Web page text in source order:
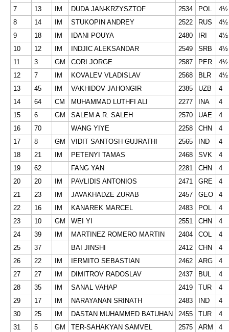
7
13 IM DUDA JAN-KRZYSZTOF 2534 POL
4½
8
14 IM STUKOPIN ANDREY 2522 RUS
4½
9
18 IM IDANI POUYA 2480 IRI
4½
10
12 IM INDJIC ALEKSANDAR 2549 SRB
4½
11
3 GM CORI JORGE 2587 PER
4½
12
7 IM KOVALEV VLADISLAV 2568 BLR
4½
13
45 IM VAKHIDOV JAHONGIR 2385 UZB
4
14
64 CM MUHAMMAD LUTHFI ALI 2277 INA
4
15
6 GM SALEM A.R. SALEH 2570 UAE
4
16
70 WANG YIYE 2258 CHN
4
17
8 GM VIDIT SANTOSH GUJRATHI 2565 IND
4
18
21 IM PETENYI TAMAS 2468 SVK
4
19
62 FANG YAN 2281 CHN
4
20
20 IM PAVLIDIS ANTONIOS 2471 GRE
4
21
23 IM JAVAKHADZE ZURAB 2457 GEO
4
22
16 IM KANAREK MARCEL 2483 POL
4
23
10 GM WEI YI 2551 CHN
4
24
39 IM MARTINEZ ROMERO MARTIN 2404 COL
4
25
37 BAI JINSHI 2412 CHN
4
26
22 IM IERMITO SEBASTIAN 2462 ARG
4
27
27 IM DIMITROV RADOSLAV 2437 BUL
4
28
35 IM SANAL VAHAP 2419 TUR
4
29
17 IM NARAYANAN SRINATH 2483 IND
4
30
25 IM DASTAN MUHAMMED BATUHAN 2455 TUR
4
31
5 GM TER-SAHAKYAN SAMVEL 2575 ARM 4